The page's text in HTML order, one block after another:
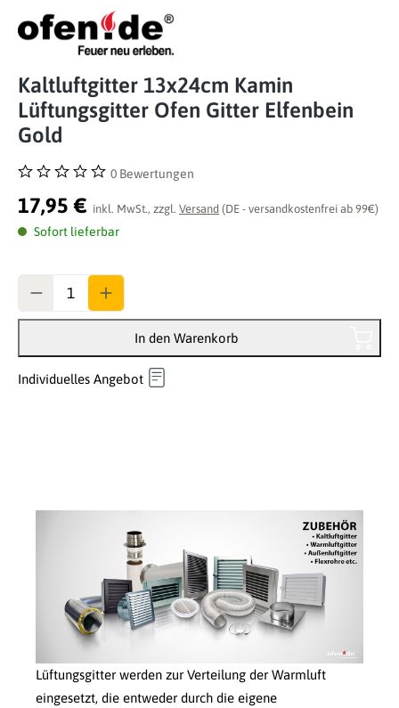
Kaltluftgitter 13x24cm Kamin
Lüftungsgitter Ofen Gitter Elfenbein
Gold
Durchschnittliche Bewertung von 0 von 5 Sternen
0 Bewertungen
17,95 € inkl. MwSt., zzgl. Versand (DE - versandkostenfrei ab 99€)
Sofort lieferbar
In den Warenkorb
Individuelles Angebot
Lüftungsgitter werden zur Verteilung der Warmluft
eingesetzt, die entweder durch die eigene